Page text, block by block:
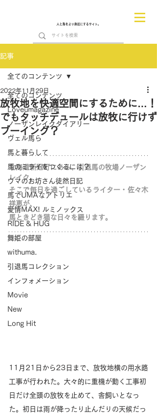
人と馬をより身近にするサイト。
記事
全てのコンテンツ
Loveumagazine
ノーザンレイクダイアリー
ヴェル馬ら
馬と暮らして
馬のミライをつくるには？
ウマのお坊さん徒然日記
馬でUMAなアトリエ
愛情MAX! ルミノックス
RIDE & HUG
舞姫の部屋
withuma.
引退馬コレクション
インフォメーション
Movie
New
Long Hit
全てのコンテンツ
放牧地を快適空間にするために…！
でもタッチデュールは放牧に行けず
ブーイング？
2022年11月29日
北海道新冠町にある、引退馬の牧場ノーザン
レイク。
そこで毎日を過ごしているライター・佐々木
祥恵が、
馬ときどき猫な日々を綴ります。
11月21日から23日まで、放牧地横の用水路
工事が行われた。大々的に重機が動く工事初
日だけ全頭の放牧を止めて、舎飼いとなっ
た。初日は雨が降ったり止んだりの天候だっ